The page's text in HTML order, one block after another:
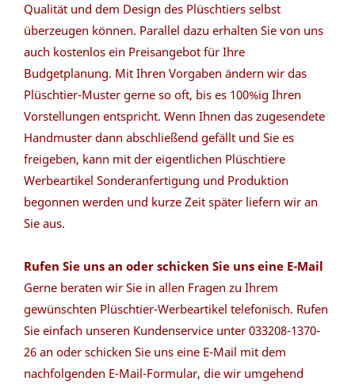
Qualität und dem Design des Plüschtiers selbst
überzeugen können. Parallel dazu erhalten Sie von uns
auch kostenlos ein Preisangebot für Ihre
Budgetplanung. Mit Ihren Vorgaben ändern wir das
Plüschtier-Muster gerne so oft, bis es 100%ig Ihren
Vorstellungen entspricht. Wenn Ihnen das zugesendete
Handmuster dann abschließend gefällt und Sie es
freigeben, kann mit der eigentlichen Plüschtiere
Werbeartikel Sonderanfertigung und Produktion
begonnen werden und kurze Zeit später liefern wir an
Sie aus.
Rufen Sie uns an oder schicken Sie uns eine E-Mail
Gerne beraten wir Sie in allen Fragen zu Ihrem
gewünschten Plüschtier-Werbeartikel telefonisch. Rufen
Sie einfach unseren Kundenservice unter 033208-1370-
26 an oder schicken Sie uns eine E-Mail mit dem
nachfolgenden E-Mail-Formular, die wir umgehend